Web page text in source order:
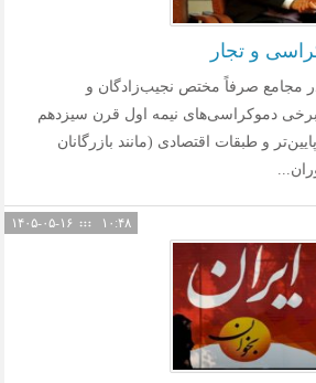
و تجار
مجامع صرفاً مختص نجیب‌زادگان و
برخی دموکراسی‌های نیمه اول قرن سیزدهم
و طبقات اقتصادی (مانند بازرگانان
۱۰:۴۸